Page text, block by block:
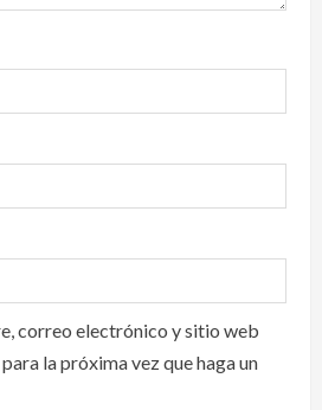
correo electrónico y sitio web
la próxima vez que haga un